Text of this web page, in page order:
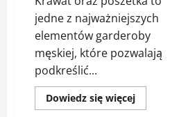
jedne z najważniejszych
elementów garderoby
męskiej, które pozwalają
podkreślić...
Dowiedz się więcejDowiedz
się